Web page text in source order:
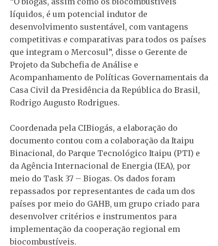
líquidos, é um potencial indutor de
desenvolvimento sustentável, com vantagens
competitivas e comparativas para todos os países
que integram o Mercosul”, disse o Gerente de
Projeto da Subchefia de Análise e
Acompanhamento de Políticas Governamentais da
Casa Civil da Presidência da República do Brasil,
Rodrigo Augusto Rodrigues.
Coordenada pela CIBiogás, a elaboração do
documento contou com a colaboração da Itaipu
Binacional, do Parque Tecnológico Itaipu (PTI) e
da Agência Internacional de Energia (IEA), por
meio do Task 37 – Biogas. Os dados foram
repassados por representantes de cada um dos
países por meio do GAHB, um grupo criado para
desenvolver critérios e instrumentos para
implementação da cooperação regional em
biocombustíveis.